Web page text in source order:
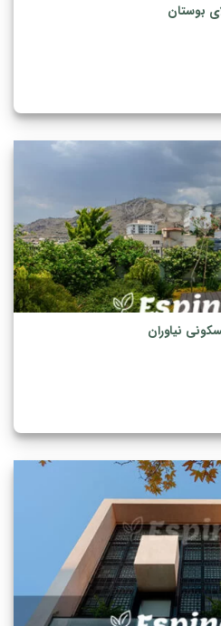
بوستان
نیاوران